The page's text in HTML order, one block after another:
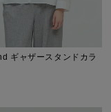
ギャザースタンドカラ